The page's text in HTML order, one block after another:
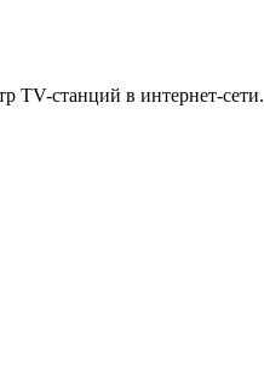
TV-станций в интернет-сети.